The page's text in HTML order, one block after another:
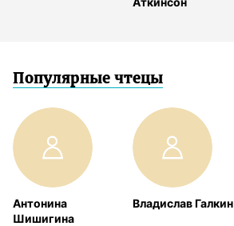
Популярные чтецы
Антонина
Шишигина
Владислав Галкин